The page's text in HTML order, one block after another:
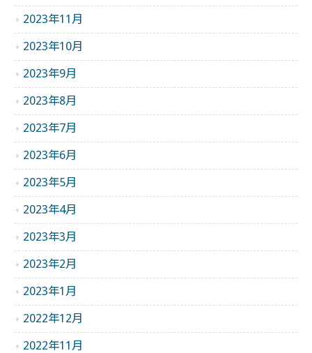
2023年11月
2023年10月
2023年9月
2023年8月
2023年7月
2023年6月
2023年5月
2023年4月
2023年3月
2023年2月
2023年1月
2022年12月
2022年11月